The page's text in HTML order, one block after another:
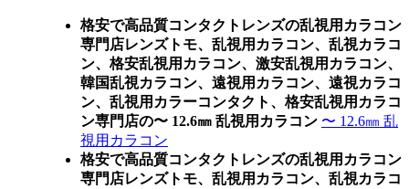
格安で高品質コンタクトレンズの乱視用カラコン
専門店レンズトモ、乱視用カラコン、乱視カラコ
ン、格安乱視用カラコン、激安乱視用カラコン、
韓国乱視カラコン、遠視用カラコン、遠視カラコ
ン、乱視用カラーコンタクト、格安乱視用カラコ
ン専門店の〜 12.6㎜ 乱視用カラコン 〜 12.6㎜ 乱
視用カラコン
格安で高品質コンタクトレンズの乱視用カラコン
専門店レンズトモ、乱視用カラコン、乱視カラコ